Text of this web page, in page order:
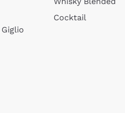
Cocktail